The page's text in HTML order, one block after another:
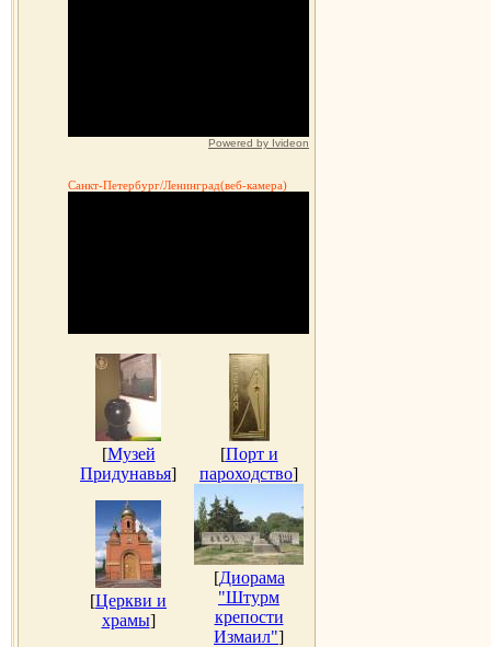
Powered by Ivideon
Санкт-Петербург/Ленинград(веб-камера)
[Музей
Придунавья]
[Порт и
пароходство]
[Церкви и
храмы]
[Диорама
"Штурм
крепости
Измаил"]